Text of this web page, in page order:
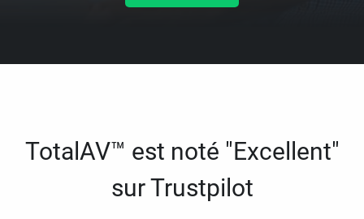
TotalAV™ est noté "Excellent"
sur Trustpilot